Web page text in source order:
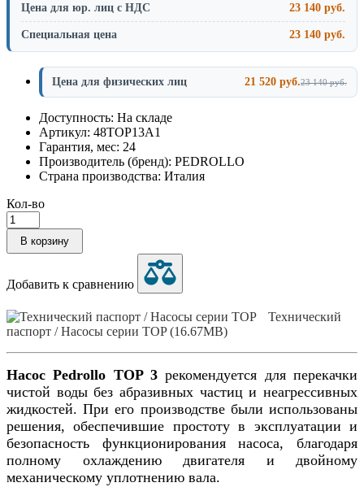
Цена для юр. лиц с НДС 23 140 руб.
Специальная цена 23 140 руб.
Цена для физических лиц 21 520 руб.23 140 руб.
Доступность: На складе
Артикул: 48TOP13A1
Гарантия, мес: 24
Производитель (бренд): PEDROLLO
Страна производства: Италия
Кол-во
В корзину
Добавить к сравнению
Технический
паспорт / Насосы серии TOP (16.67MB)
Насос Pedrollo TOP 3 рекомендуется для перекачки
чистой воды без абразивных частиц и неагрессивных
жидкостей. При его производстве были использованы
решения, обеспечившие простоту в эксплуатации и
безопасность функционирования насоса, благодаря
полному охлаждению двигателя и двойному
механическому уплотнению вала.